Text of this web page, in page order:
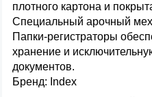
плотного картона и
Специальный арочный
Папки-регистраторы
хранение и
документов.
Бренд: Index